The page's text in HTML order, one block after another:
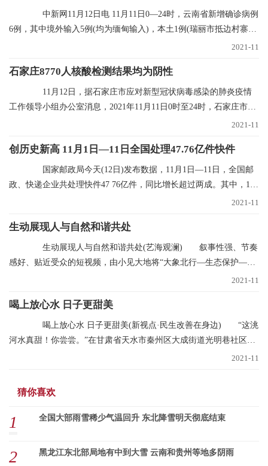
中新网11月12日电 11月11日0—24时，云南省新增确诊病例
6例，其中境外输入5例(均为缅甸输入)，本土1例(瑞丽市抵边村寨重
2021-11
石家庄8770人核酸检测结果均为阴性
11月12日，据石家庄市应对新型冠状病毒感染的肺炎疫情
工作领导小组办公室消息，2021年11月11日0时至24时，石家庄市对
2021-11
创历史新高 11月1日—11日全国处理47.76亿件快件
国家邮政局今天(12日)发布数据，11月1日—11日，全国邮
政、快递企业共处理快件47 76亿件，同比增长超过两成。其中，11
2021-11
生动展现人与自然和谐共处
生动展现人与自然和谐共处(艺海观澜) 叙事性强、节奏
感好、贴近受众的短视频，由小见大地将“大象北行—生态保护—文
2021-11
喝上放心水 日子更甜美
喝上放心水 日子更甜美(新视点·民生改善在身边) “这洮
河水真甜！你尝尝。”在甘肃省天水市秦州区大成街道光明巷社区，
2021-11
猜你喜欢
1 全国大部雨雪稀少气温回升 东北降雪明天彻底结束
2 黑龙江东北部局地有中到大雪 云南和贵州等地多阴雨